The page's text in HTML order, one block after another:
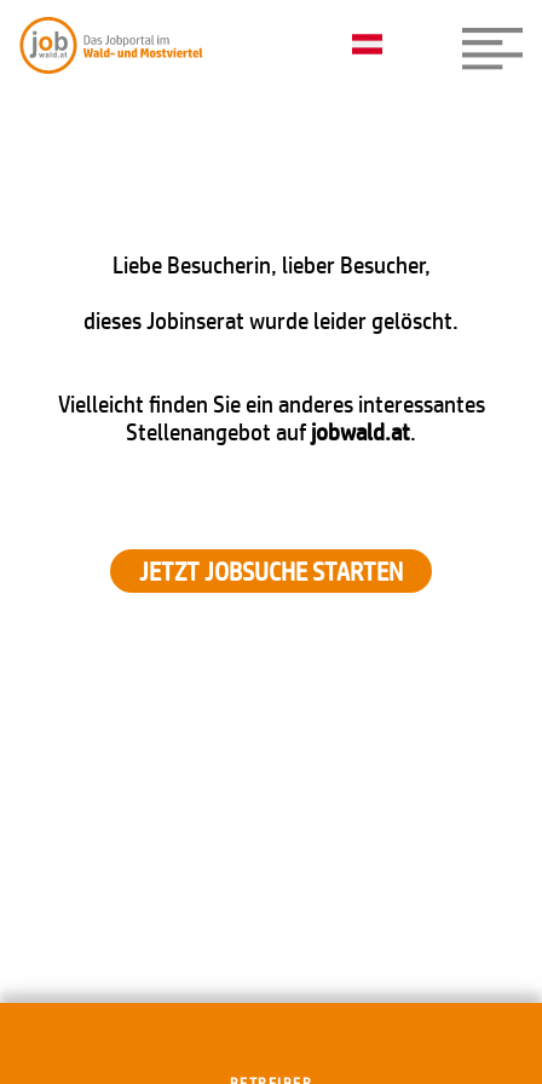
Liebe Besucherin, lieber Besucher,
dieses Jobinserat wurde leider gelöscht.
Vielleicht finden Sie ein anderes interessantes
Stellenangebot aufjobwald.at.
JETZT JOBSUCHE STARTEN